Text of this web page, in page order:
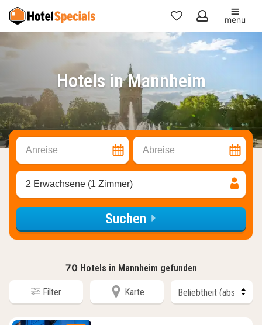
Meine
Favoriten
menu
Hotels in Mannheim
Anreise Abreise
2 Erwachsene (1 Zimmer)
Suchen
70 Hotels in Mannheim gefunden
Filter Karte